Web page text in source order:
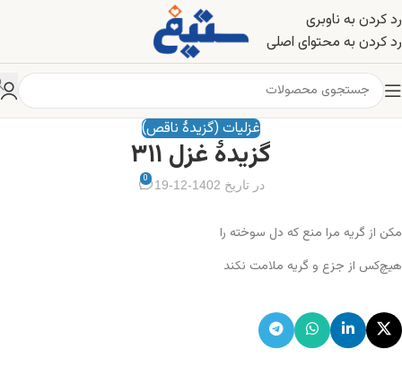
رد کردن به ناوبری
رد کردن به محتوای اصلی
غزلیات (گزیدهٔ ناقص)
گزیدهٔ غزل ۳۱۱
در تاریخ 1402-12-19 0
مکن از گریه مرا منع که دل سوخته را
هیچ‌کس از جزع و گریه ملامت نکند